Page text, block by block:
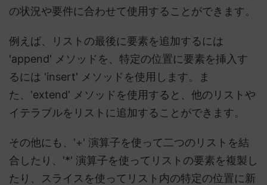
の状況や要件に合わせて使用することができます。
例えば、リストの最後に要素を追加するには
'append' メソッドを、特定の位置に要素を挿入す
るには 'insert' メソッドを使用します。ま
た、'extend' メソッドを使用すると、他のリストや
イテラブルをリストに追加することができます。
その他にも、'+' 演算子を使って二つのリストを結
合したり、'*' 演算子を使ってリストの要素を複製し
たり、スライスを使ってリスト内の特定の位置に新